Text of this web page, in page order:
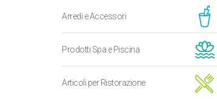
Arredi e Accessori
Prodotti Spa e Piscina
Articoli per Ristorazione